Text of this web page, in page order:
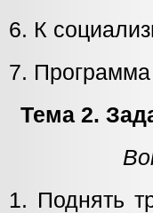
6. К
7.
Тема 2.
1. Поднять